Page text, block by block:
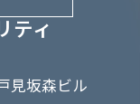
ティ
見坂森ビル